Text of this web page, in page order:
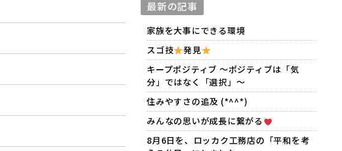
最新の記事
家族を大事にできる環境
スゴ技
発見
キープポジティブ 〜ポジティブは「気
分」ではなく「選択」〜
住みやすさの追及 (*^^*)
みんなの思いが成長に繋がる
8月6日を、ロッカク工務店の「平和を考